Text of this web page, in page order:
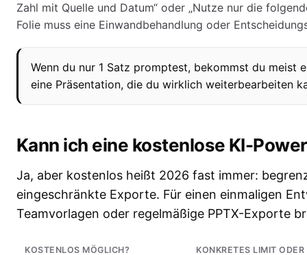
Zahl mit Quelle und Datum“ oder „Nutze nur die
Folie muss eine Einwandbehandlung oder
Wenn du nur 1 Satz promptest, bekommst du meist
eine Präsentation, die du wirklich weiterbearbeiten
Kann ich eine kostenlose KI-
Ja, aber kostenlos heißt 2026 fast immer:
eingeschränkte Exporte. Für einen einmaligen
Teamvorlagen oder regelmäßige PPTX-Exporte
KOSTENLOS MÖGLICH? KONKRETES LIMIT